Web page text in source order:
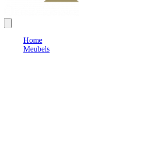
Home
Meubels